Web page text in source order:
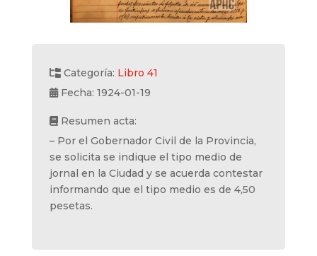
Categoría: Libro 41
Fecha: 1924-01-19
Resumen acta:
– Por el Gobernador Civil de la Provincia,
se solicita se indique el tipo medio de
jornal en la Ciudad y se acuerda contestar
informando que el tipo medio es de 4,50
pesetas.